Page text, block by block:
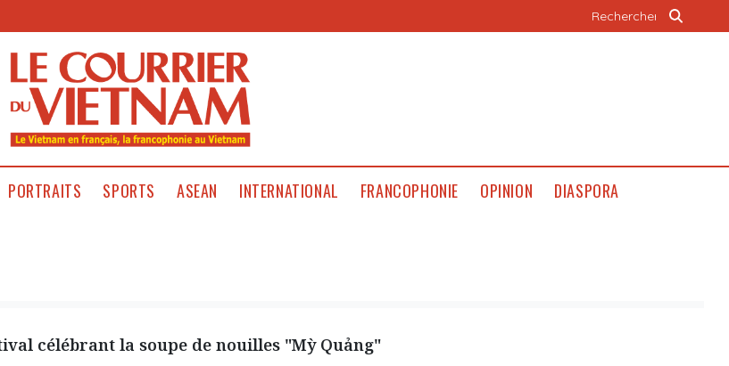
PORTRAITS SPORTS ASEAN INTERNATIONAL FRANCOPHONIE OPINION DIASPORA
célébrant la soupe de nouilles "Mỳ Quảng"